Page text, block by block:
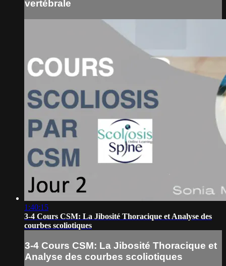
vertébrale
1:40:15
3-4 Cours CSM: La Jibosité Thoracique et Analyse des
courbes scoliotiques
3-4 Cours CSM: La Jibosité Thoracique et
Analyse des courbes scoliotiques